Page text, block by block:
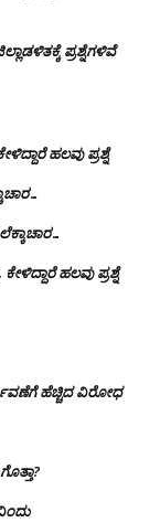
ಪ್ರಶ್ನೆಗಳಿವೆ
ಹಲವು ಪ್ರಶ್ನೆ
ಹಲವು ಪ್ರಶ್ನೆ
ಹೆಚ್ಚಿದ‌ ವಿರೋಧ